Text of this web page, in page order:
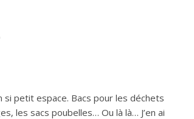
si petit espace. Bacs pour les déchets
les sacs poubelles… Ou là là… J’en ai